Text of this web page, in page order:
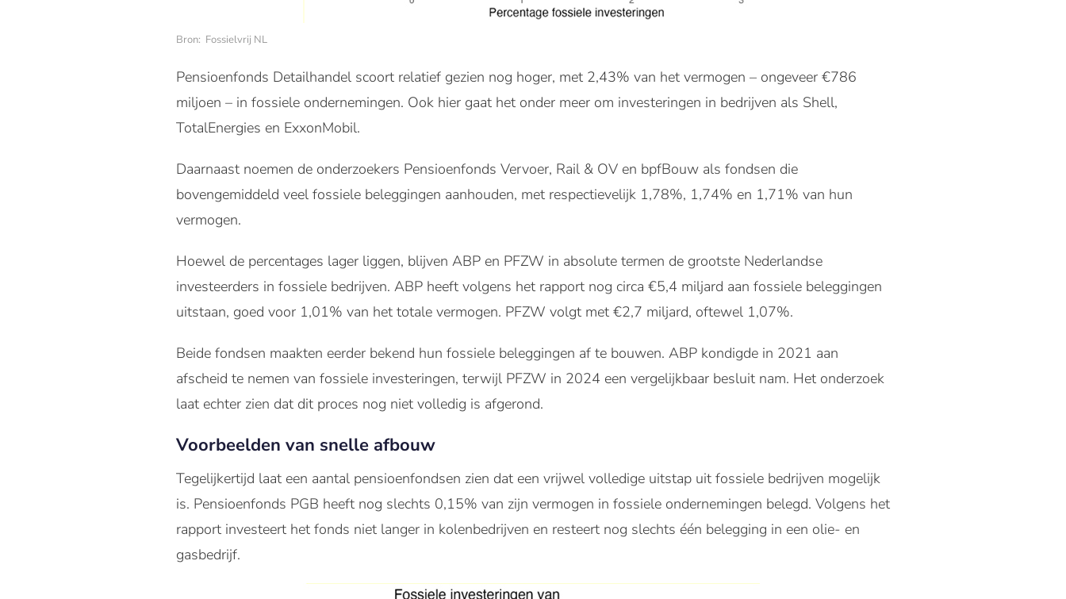
Bron: Fossielvrij NL
Pensioenfonds Detailhandel scoort relatief gezien nog hoger, met 2,43% van het vermogen – ongeveer €786
miljoen – in fossiele ondernemingen. Ook hier gaat het onder meer om investeringen in bedrijven als Shell,
TotalEnergies en ExxonMobil.
Daarnaast noemen de onderzoekers Pensioenfonds Vervoer, Rail & OV en bpfBouw als fondsen die
bovengemiddeld veel fossiele beleggingen aanhouden, met respectievelijk 1,78%, 1,74% en 1,71% van hun
vermogen.
Hoewel de percentages lager liggen, blijven ABP en PFZW in absolute termen de grootste Nederlandse
investeerders in fossiele bedrijven. ABP heeft volgens het rapport nog circa €5,4 miljard aan fossiele beleggingen
uitstaan, goed voor 1,01% van het totale vermogen. PFZW volgt met €2,7 miljard, oftewel 1,07%.
Beide fondsen maakten eerder bekend hun fossiele beleggingen af te bouwen. ABP kondigde in 2021 aan
afscheid te nemen van fossiele investeringen, terwijl PFZW in 2024 een vergelijkbaar besluit nam. Het onderzoek
laat echter zien dat dit proces nog niet volledig is afgerond.
Voorbeelden van snelle afbouw
Tegelijkertijd laat een aantal pensioenfondsen zien dat een vrijwel volledige uitstap uit fossiele bedrijven mogelijk
is. Pensioenfonds PGB heeft nog slechts 0,15% van zijn vermogen in fossiele ondernemingen belegd. Volgens het
rapport investeert het fonds niet langer in kolenbedrijven en resteert nog slechts één belegging in een olie- en
gasbedrijf.